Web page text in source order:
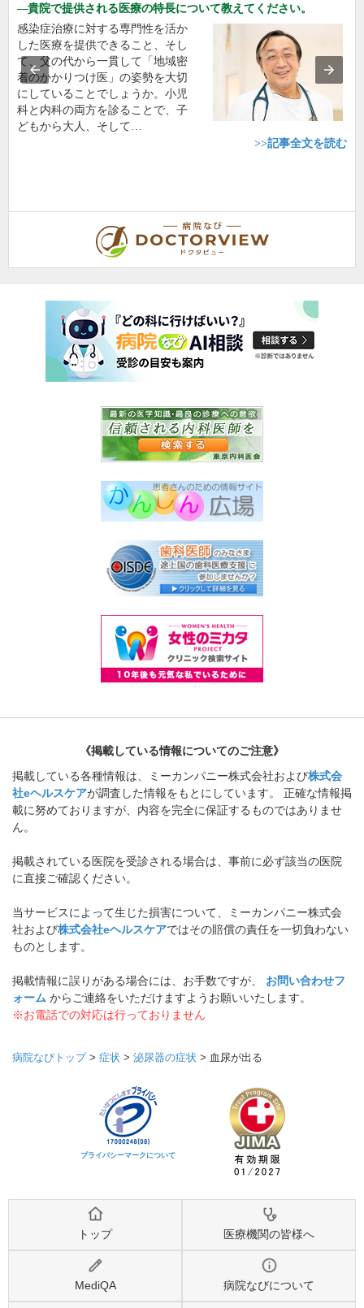
貴院で提供される医療の特長について教えてください。
感染症治療に対する専門性を活か
した医療を提供できること、そし
て、父の代から一貫して「地域密
着のかかりつけ医」の姿勢を大切
にしていることでしょうか。小児
科と内科の両方を診ることで、子
どもから大人、そして…
>>記事全文を読む
《掲載している情報についてのご注意》
掲載している各種情報は、ミーカンパニー株式会社および株式会
社eヘルスケアが調査した情報をもとにしています。 正確な情報掲
載に努めておりますが、内容を完全に保証するものではありませ
ん。
掲載されている医院を受診される場合は、事前に必ず該当の医院
に直接ご確認ください。
当サービスによって生じた損害について、ミーカンパニー株式会
社および株式会社eヘルスケアではその賠償の責任を一切負わない
ものとします。
掲載情報に誤りがある場合には、お手数ですが、 お問い合わせフ
ォーム からご連絡をいただけますようお願いいたします。
※お電話での対応は行っておりません
病院なびトップ> 症状 > 泌尿器の症状 > 血尿が出る
プライバシーマークについて
トップ 医療機関の皆様へ
MediQA 病院なびについて